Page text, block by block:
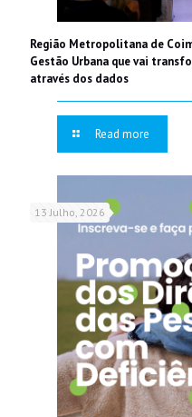
Região Metropolitana de
Gestão Urbana que vai
através dos dados
Read more
13 Julho, 2026